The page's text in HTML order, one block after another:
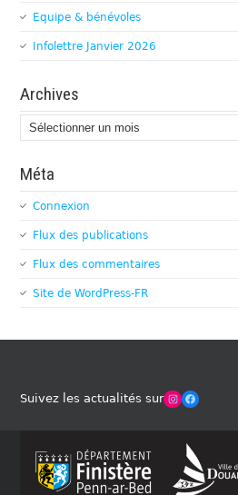
Equipe & bénévoles
Infolettre Janvier 2026
Archives
Archives
Méta
Connexion
Flux des publications
Flux des commentaires
Site de WordPress-FR
Suivez les actualités surWinches Club OfficielFacebook